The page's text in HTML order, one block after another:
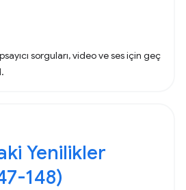
sorguları, video ve ses için geç
Yenilikler
148)